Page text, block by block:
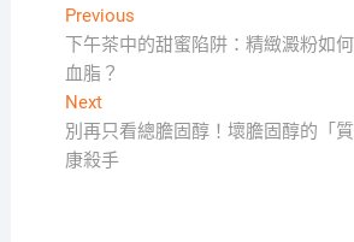
文
章
導
覽
PreviousPrevious
post:
下午茶中的甜蜜陷阱：精緻澱粉如
血脂？
NextNext
post:
別再只看總膽固醇！壞膽固醇的「
康殺手